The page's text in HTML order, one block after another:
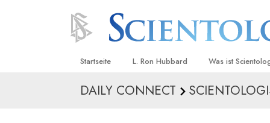
Startseite L. Ron Hubbard Was ist
Anschauungen
DAILY CONNECT